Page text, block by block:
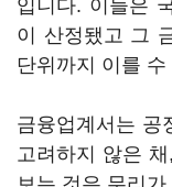
입니다. 이들은
이 산정됐고 그
단위까지 이를
금융업계서는 공
고려하지 않은